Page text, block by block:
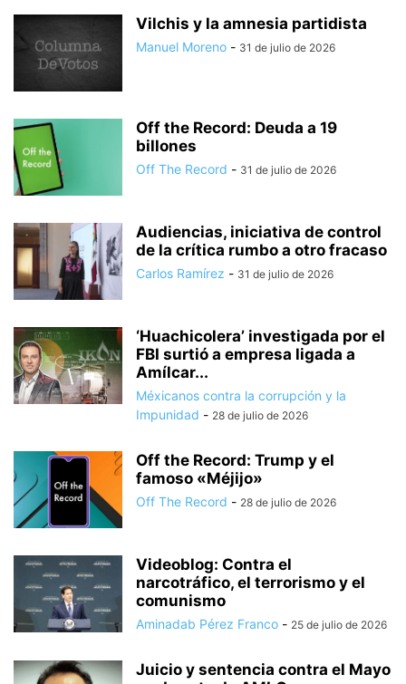
Vilchis y la amnesia partidista
Manuel Moreno - 31 de julio de 2026
Off the Record: Deuda a 19
billones
Off The Record - 31 de julio de 2026
Audiencias, iniciativa de control
de la crítica rumbo a otro fracaso
Carlos Ramírez - 31 de julio de 2026
‘Huachicolera’ investigada por el
FBI surtió a empresa ligada a
Amílcar...
Méxicanos contra la corrupción y la
Impunidad - 28 de julio de 2026
Off the Record: Trump y el
famoso «Méjijo»
Off The Record - 28 de julio de 2026
Videoblog: Contra el
narcotráfico, el terrorismo y el
comunismo
Aminadab Pérez Franco - 25 de julio de 2026
Juicio y sentencia contra el Mayo